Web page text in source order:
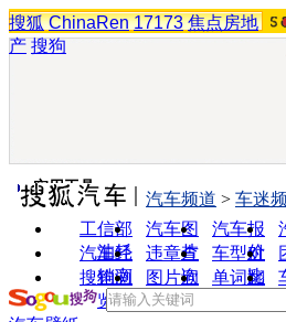
搜狐 ChinaRen 17173 焦点房地
产 搜狗
实用工具
工信部
油耗
汽车图
片
汽车报
价
汽车经
销商
违章查
询
车型对
比
搜狗浏
览器
图片欣
赏
单词翻
汽车频道 > 车迷